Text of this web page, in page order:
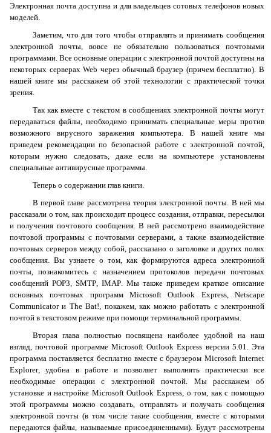
Электронная почта доступна и для владельцев сотовых телефонов новых
моделей.
Заметим, что для того чтобы отправлять и принимать сообщения
электронной почты, вовсе не обязательно пользоваться почтовыми
программами. Все основные операции с электронной почтой доступны на
некоторых серверахWeb через обычный браузер (причем бесплатно). В
нашей книге мы расскажем об этой технологии с практической точки
зрения.
Так как вместе с текстом в сообщениях электронной почты могут
передаваться файлы, необходимо принимать специальные меры против
возможного вирусного заражения компьютера. В нашей книге мы
приведем рекомендации по безопасной работе с электронной почтой,
которым нужно следовать, даже если на компьютере установлены
специальные антивирусные программы.
Теперь о содержании глав книги.
В первой главе рассмотрена теория электронной почты. В ней мы
рассказали о том, как происходит процесс создания, отправки, пересылки
и получения почтового сообщения. В ней рассмотрено взаимодействие
почтовой программы с почтовыми серверами, а также взаимодействие
почтовых серверов между собой, рассказано о заголовке и других полях
сообщения. Вы узнаете о том, как формируются адреса электронной
почты, познакомитесь с назначением протоколов передачи почтовых
сообщений POP3, SMTP, IMAP. Мы также приведем краткое описание
основных почтовых программ Microsoft Outlook Express,Netscape
Communicator и The Bat!, покажем, как можно работать с электронной
почтой в текстовом режиме при помощи терминальной программы.
Вторая глава полностью посвящена наиболее удобной на наш
взгляд, почтовой программе Microsoft Outlook Express версии 5.01. Эта
программа поставляется бесплатно вместе с браузером Microsoft Internet
Explorer, удобна в работе и позволяет выполнять практически все
необходимые операции с электронной почтой. Мы расскажем об
установке и настройке Microsoft Outlook Express, о том, как с помощью
этой программы можно создавать, отправлять и получать сообщения
электронной почты (в том числе такие сообщения, вместе с которыми
передаются файлы, называемые присоединенными). Будут рассмотрены